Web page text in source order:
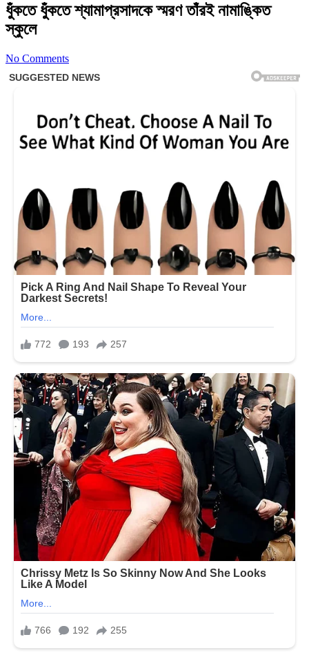
ধুঁকতে ধুঁকতে শ্যামাপ্রসাদকে স্মরণ তাঁরই নামাঙ্কিত
স্কুলে
No Comments